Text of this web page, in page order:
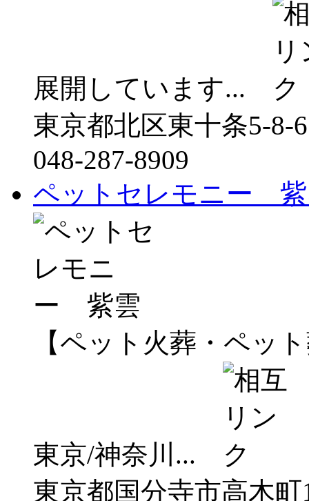
展開しています...
東京都北区東十条5-8-6
048-287-8909
ペットセレモニー
【ペット火葬・ペッ
東京/神奈川...
東京都国分寺市高木町